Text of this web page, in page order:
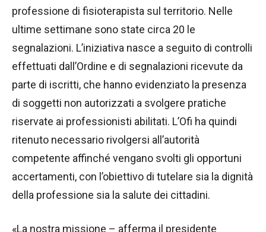
professione di fisioterapista sul territorio. Nelle
ultime settimane sono state circa 20 le
segnalazioni. L’iniziativa nasce a seguito di controlli
effettuati dall’Ordine e di segnalazioni ricevute da
parte di iscritti, che hanno evidenziato la presenza
di soggetti non autorizzati a svolgere pratiche
riservate ai professionisti abilitati. L’Ofi ha quindi
ritenuto necessario rivolgersi all’autorità
competente affinché vengano svolti gli opportuni
accertamenti, con l’obiettivo di tutelare sia la dignità
della professione sia la salute dei cittadini.
«La nostra missione – afferma il presidente